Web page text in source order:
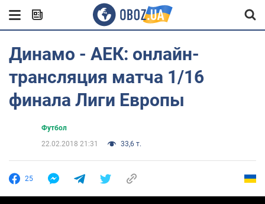
Динамо - АЕК: онлайн-
трансляция матча 1/16
финала Лиги Европы
Футбол
22.02.2018 21:31
33,6 т.
25